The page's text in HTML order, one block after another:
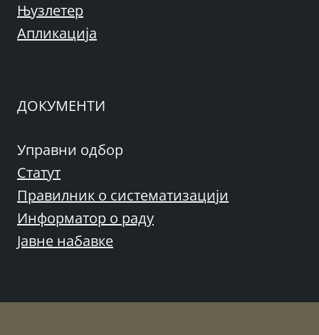
Њузлетер
Апликација
ДОКУМЕНТИ
Управни одбор
Статут
Правилник о систематизацији
Информатор о раду
Јавне набавке